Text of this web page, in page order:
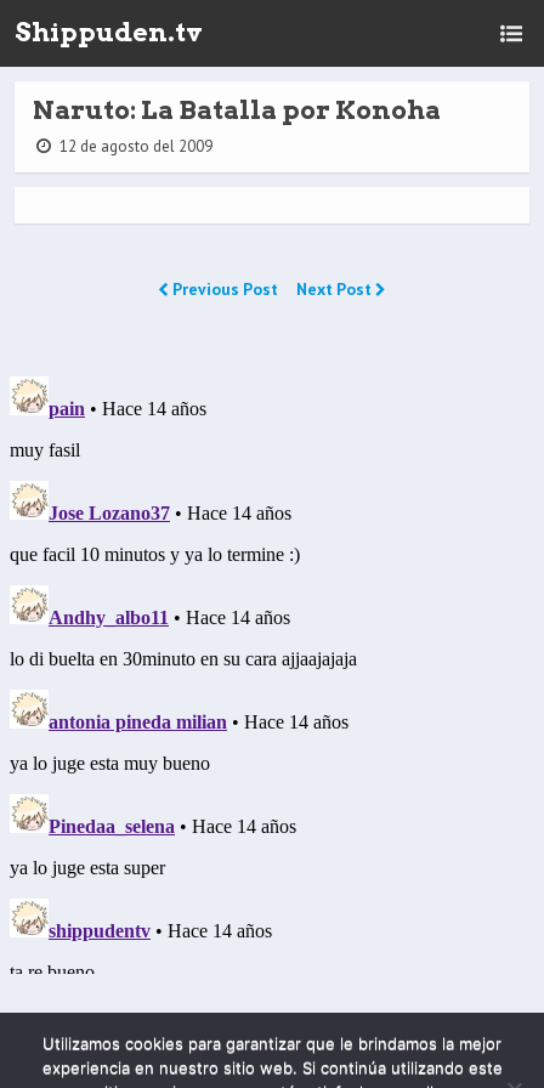
Shippuden.tv
Naruto: La Batalla por Konoha
12 de agosto del 2009
Previous Post Next Post
Utilizamos cookies para garantizar que le brindamos la mejor
experiencia en nuestro sitio web. Si continúa utilizando este